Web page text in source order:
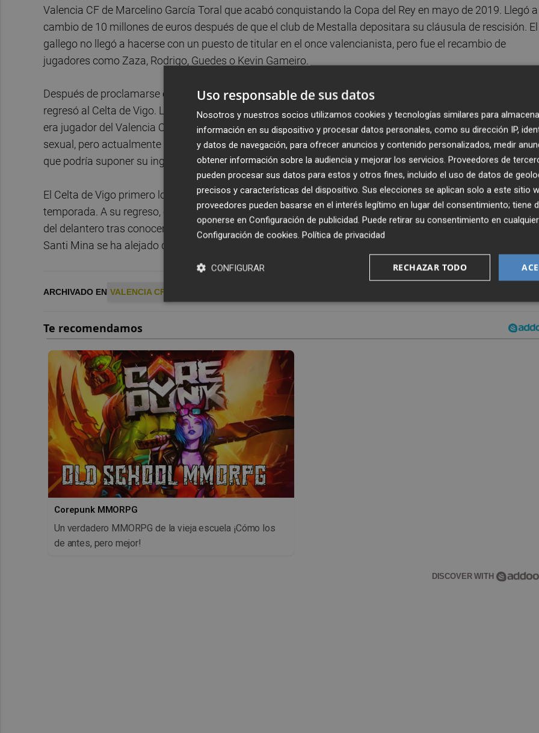
Valencia CF de Marcelino García Toral que acabó conquistando la Copa del Rey en mayo de 2019. Llegó a
cambio de 10 millones de euros después de que el club de Mestalla depositara su cláusula de rescisión. El
gallego no llegó a hacerse con un puesto de titular en el once valencianista, pero fue el recambio de
jugadores como Zaza, Rodrigo, Guedes o Kevin Gameiro.
Después de proclamarse campeón de Copa del Rey, el gallego fue incluido en la operación de Maxi Gómez
regresó al Celta de Vigo. La carrera de Santi Mina se ha visto marcada por un incidente que ocurrió
era jugador del Valencia CF. El jugador fue condenado en julio de 2023 a cuatro años de cárcel por abuso
sexual, pero actualmente sigue a la espera de una respuesta definitiva a su recurso en el Tribunal
que podría suponer su ingreso en prisión.
El Celta de Vigo primero lo cedió a Arabia Saudí. Concretamente al club Al-Shabab donde permaneció una
temporada. A su regreso, el club gallego optó rescindir su contrato de forma unilateral y separar los
del delantero tras conocerse la condena de cuatro años por el suceso ocurrido en Mojácar. Desde entonces,
Santi Mina se ha alejado de los focos y se encuentra sin equipo desde agosto de 2023.
ARCHIVADO EN VALENCIA CF
Corepunk MMORPG
Un verdadero MMORPG de la vieja escuela ¡Cómo los
de antes, pero mejor!
DISCOVER WITH
Uso responsable de sus datos
Nosotros y nuestros socios utilizamos cookies y tecnologías similares para
información en su dispositivo y procesar datos personales, como su dirección IP,
y datos de navegación, para ofrecer anuncios y contenido personalizados, medir
obtener información sobre la audiencia y mejorar los servicios. Proveedores de
pueden procesar sus datos para estos y otros fines, incluido el uso de datos de
precisos y características del dispositivo. Sus elecciones se aplican solo a este sitio
proveedores pueden basarse en el interés legítimo en lugar del consentimiento; tiene
oponerse en Configuración de publicidad. Puede retirar su consentimiento en
Configuración de cookies. Política de privacidad
RECHAZAR TODO
CONFIGURAR